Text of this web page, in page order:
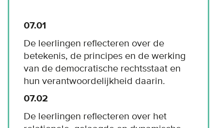
07.01
De leerlingen reflecteren over de
betekenis, de principes en de werking
van de democratische rechtsstaat en
hun verantwoordelijkheid daarin.
07.02
De leerlingen reflecteren over het